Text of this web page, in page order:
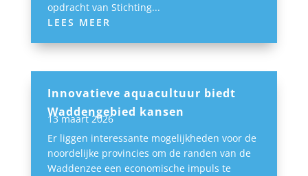
opdracht van Stichting...
LEES MEER
Innovatieve aquacultuur biedt
Waddengebied kansen
13 maart 2026
Er liggen interessante mogelijkheden voor de
noordelijke provincies om de randen van de
Waddenzee een economische impuls te